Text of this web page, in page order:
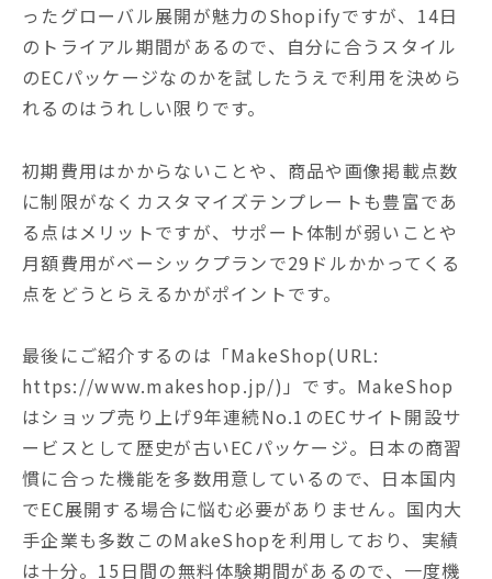
ったグローバル展開が魅力のShopifyですが、14日
のトライアル期間があるので、自分に合うスタイル
のECパッケージなのかを試したうえで利用を決めら
れるのはうれしい限りです。
初期費用はかからないことや、商品や画像掲載点数
に制限がなくカスタマイズテンプレートも豊富であ
る点はメリットですが、サポート体制が弱いことや
月額費用がベーシックプランで29ドルかかってくる
点をどうとらえるかがポイントです。
最後にご紹介するのは「MakeShop(URL:
https://www.makeshop.jp/)」です。MakeShop
はショップ売り上げ9年連続No.1のECサイト開設サ
ービスとして歴史が古いECパッケージ。日本の商習
慣に合った機能を多数用意しているので、日本国内
でEC展開する場合に悩む必要がありません。国内大
手企業も多数このMakeShopを利用しており、実績
は十分。15日間の無料体験期間があるので、一度機